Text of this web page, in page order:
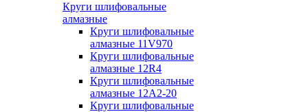
Круги шлифовальные
алмазные
Круги шлифовальные
алмазные 11V970
Круги шлифовальные
алмазные 12R4
Круги шлифовальные
алмазные 12А2-20
Круги шлифовальные